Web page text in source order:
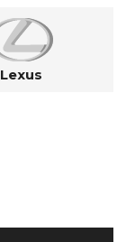
Lexus